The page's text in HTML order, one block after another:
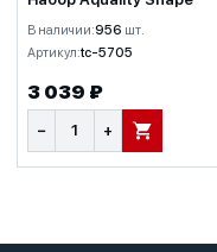
В наличии:956 шт.
Артикул:tc-5705
3 039 ₽
− + В КОРЗИНУ